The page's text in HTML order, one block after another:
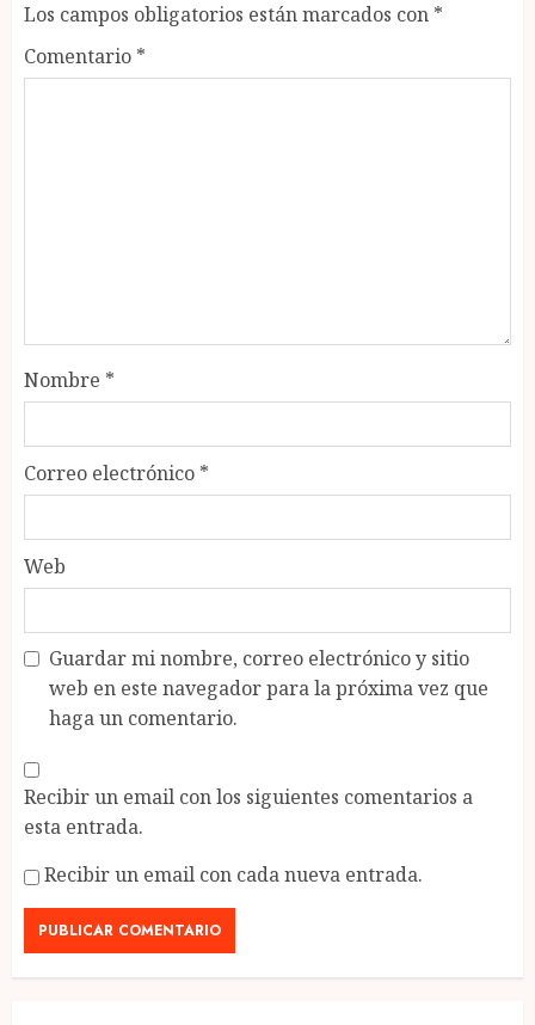
Los campos obligatorios están marcados con *
Comentario *
Nombre *
Correo electrónico *
Web
Guardar mi nombre, correo electrónico y sitio
web en este navegador para la próxima vez que
haga un comentario.
Recibir un email con los siguientes comentarios a
esta entrada.
Recibir un email con cada nueva entrada.